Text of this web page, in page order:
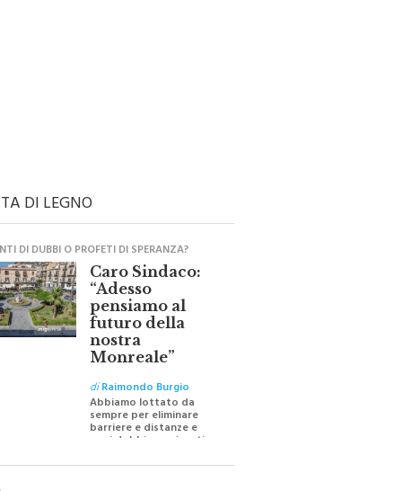
DI LEGNO
DI DUBBI O PROFETI DI SPERANZA?
Caro Sindaco:
“Adesso
pensiamo al
futuro della
nostra
Monreale”
diRaimondo Burgio
Abbiamo lottato da
sempre per eliminare
barriere e distanze e
per ricostruire certezze